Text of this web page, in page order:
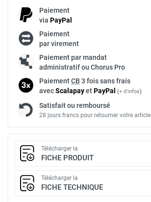
Paiement
via PayPal
Paiement
par virement
Paiement par mandat
administratif ou Chorus Pro
PaiementCB 3 fois sans frais
avecScalapayetPayPal (+ d'infos)
Satisfait ou remboursé
28 jours francs pour retourner votre article
Télécharger la
FICHE PRODUIT
Télécharger la
FICHE TECHNIQUE